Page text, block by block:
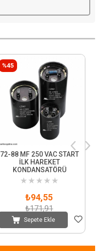
72-88 MF 250 VAC START
İLK HAREKET
KONDANSATÖRÜ
★ ★ ★ ★ ★
₺94,55
₺171,91
Sepete Ekle
%45